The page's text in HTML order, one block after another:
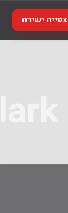
צפייה ישירה